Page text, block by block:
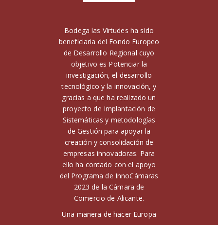
Bodega las Virtudes ha sido
beneficiaria del Fondo Europeo
de Desarrollo Regional cuyo
objetivo es Potenciar la
investigación, el desarrollo
tecnológico y la innovación, y
gracias a que ha realizado un
proyecto de Implantación de
Sistemáticas y metodologías
de Gestión para apoyar la
creación y consolidación de
empresas innovadoras. Para
ello ha contado con el apoyo
del Programa de InnoCámaras
2023 de la Cámara de
Comercio de Alicante.
Una manera de hacer Europa